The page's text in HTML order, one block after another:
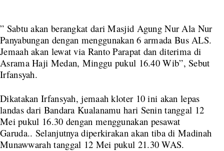
” Sabtu akan berangkat dari Masjid Agung Nur Ala Nur
Panyabungan dengan menggunakan 6 armada Bus ALS.
Jemaah akan lewat via Ranto Parapat dan diterima di
Asrama Haji Medan, Minggu pukul 16.40 Wib”, Sebut
Irfansyah.
Dikatakan Irfansyah, jemaah kloter 10 ini akan lepas
landas dari Bandara Kualanamu hari Senin tanggal 12
Mei pukul 16.30 dengan menggunakan pesawat
Garuda.. Selanjutnya diperkirakan akan tiba di Madinah
Munawwarah tanggal 12 Mei pukul 21.30 WAS.